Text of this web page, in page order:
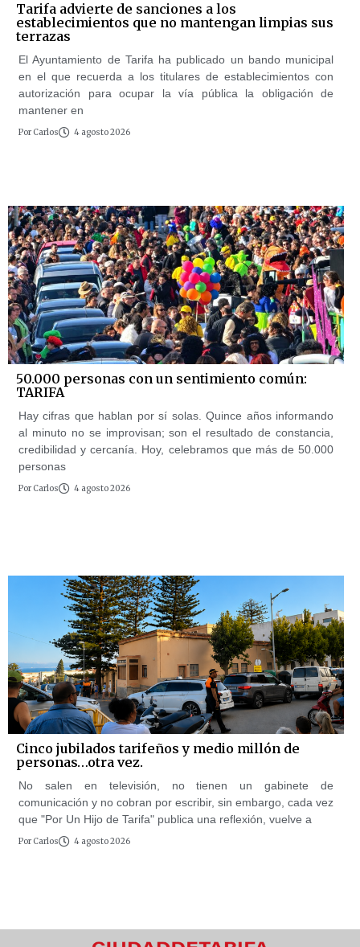
Tarifa advierte de sanciones a los
establecimientos que no mantengan limpias sus
terrazas
El Ayuntamiento de Tarifa ha publicado un bando municipal
en el que recuerda a los titulares de establecimientos con
autorización para ocupar la vía pública la obligación de
mantener en
Por Carlos 4 agosto 2026
50.000 personas con un sentimiento común:
TARIFA
Hay cifras que hablan por sí solas. Quince años informando
al minuto no se improvisan; son el resultado de constancia,
credibilidad y cercanía. Hoy, celebramos que más de 50.000
personas
Por Carlos 4 agosto 2026
Cinco jubilados tarifeños y medio millón de
personas…otra vez.
No salen en televisión, no tienen un gabinete de
comunicación y no cobran por escribir, sin embargo, cada vez
que "Por Un Hijo de Tarifa" publica una reflexión, vuelve a
Por Carlos 4 agosto 2026